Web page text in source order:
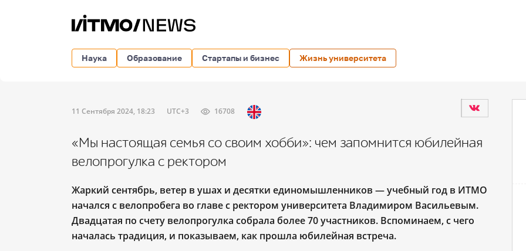
Наука Образование Стартапы и бизнес Жизнь университета
11 Сентября 2024, 18:23 UTC+3 16708
«Мы настоящая семья со своим хобби»: чем запомнится юбилейная
велопрогулка с ректором
Жаркий сентябрь, ветер в ушах и десятки единомышленников — учебный год в ИТМО
начался с велопробега во главе с ректором университета Владимиром Васильевым.
Двадцатая по счету велопрогулка собрала более 70 участников. Вспоминаем, с чего
началась традиция, и показываем, как прошла юбилейная встреча.